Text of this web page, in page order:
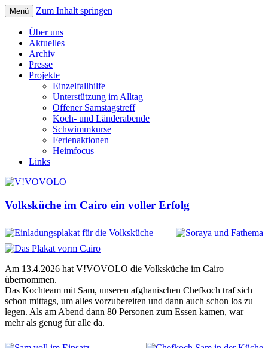
V!VOVOLO
Verein für kulturelle Zusammenarbeit
Menü Zum Inhalt springen
Über uns
Aktuelles
Archiv
Presse
Projekte
Einzelfallhilfe
Unterstützung im Alltag
Offener Samstagstreff
Koch- und Länderabende
Schwimmkurse
Ferienaktionen
Heimfocus
Links
Volksküche im Cairo ein voller Erfolg
Am 13.4.2026 hat V!VOVOLO die Volksküche im Cairo
übernommen.
Das Kochteam mit Sam, unseren afghanischen Chefkoch traf sich
schon mittags, um alles vorzubereiten und dann auch schon los zu
legen. Als am Abend dann 80 Personen zum Essen kamen, war
mehr als genug für alle da.